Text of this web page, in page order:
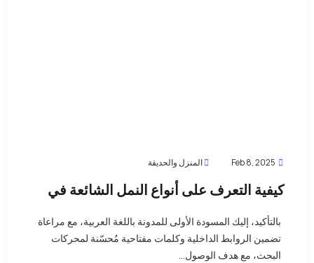
المنزل والحديقة
كيفية التعرف على أنواع النمل الشائعة في
بالتأكيد، إليك المسودة الأولى للمدونة باللغة العربية، مع مراعاة
تضمين الروابط الداخلية وكلمات مفتاحية مُحسّنة لمحركات
البحث، مع هدف الوصول...